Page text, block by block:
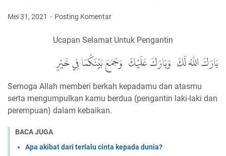
Mei 31, 2021 Posting Komentar
Ucapan Selamat Untuk Pengantin
بَارَكَ اللَّهُ لَكَ، وَبَارَكَ عَلَيْكَ، وَجَمَعَ بَيْنَكُمَا فِي خَيْرٍ
Semoga Allah memberi berkah kepadamu dan atasmu
serta mengumpulkan kamu berdua (pengantin laki-laki dan
perempuan) dalam kebaikan.
BACA JUGA
Apa akibat dari terlalu cinta kepada dunia?